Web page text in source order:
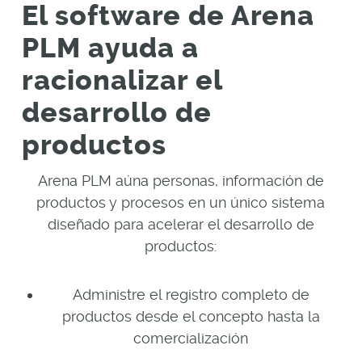
El software de Arena
PLM ayuda a
racionalizar el
desarrollo de
productos
Arena PLM aúna personas, información de
productos y procesos en un único sistema
diseñado para acelerar el desarrollo de
productos:
Administre el registro completo de
productos desde el concepto hasta la
comercialización